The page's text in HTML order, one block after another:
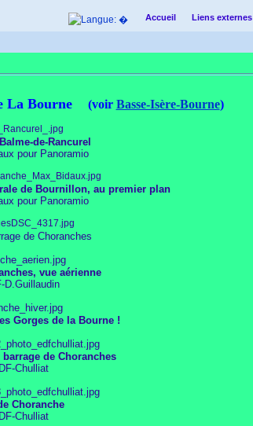
Accueil Liens externes
La Bourne (voir Basse-Isère-Bourne)
de-Rancurel
pour Panoramio
de Bournillon, au premier plan
pour Panoramio
de Choranches
vue aérienne
D.Guillaudin
Gorges de la Bourne !
de Choranches
Chulliat
Choranche
Chulliat